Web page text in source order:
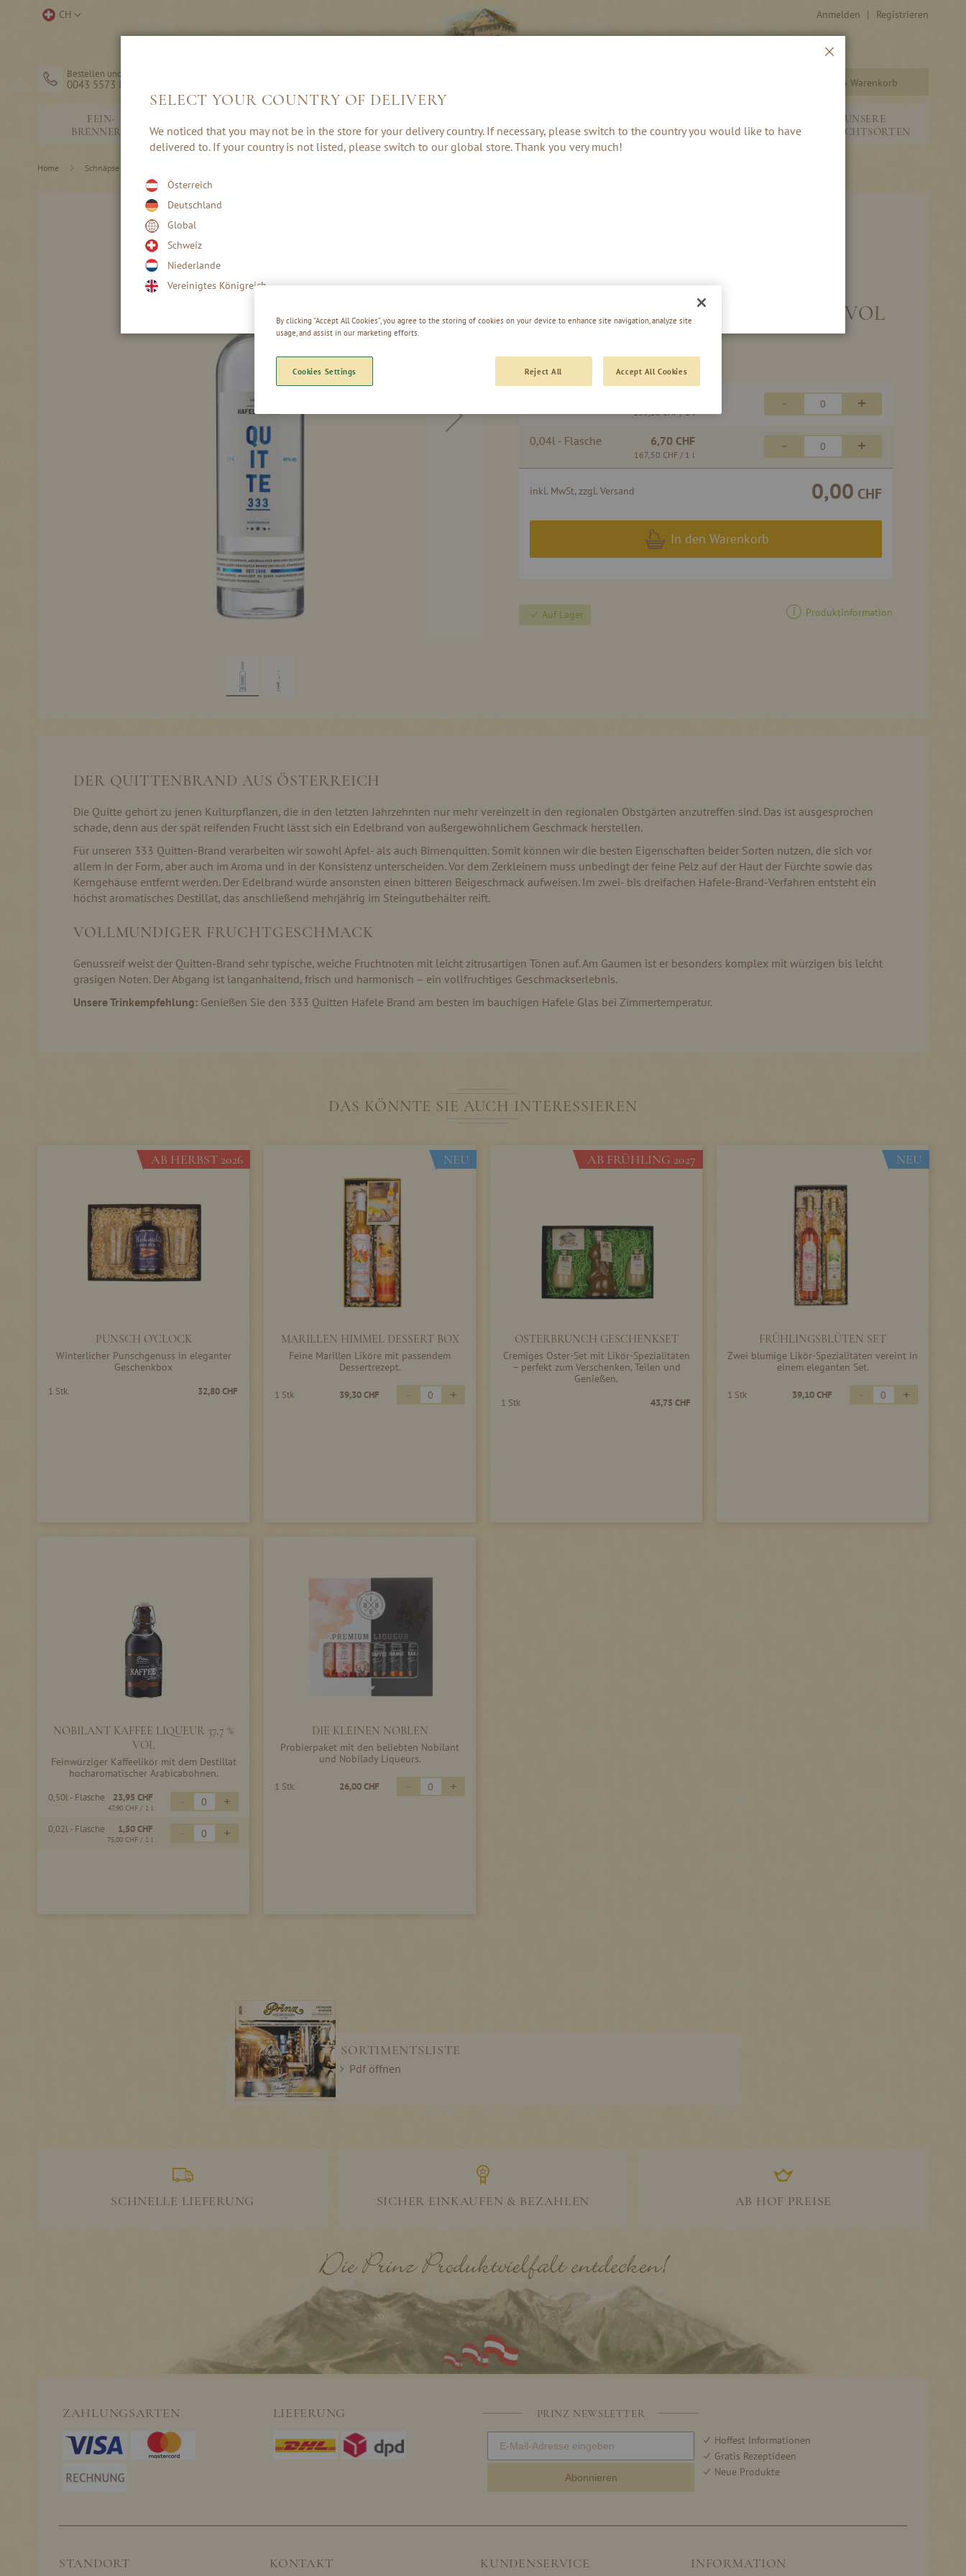
Direkt
Anmelden Registrieren
Store CH
Bestellen und Hilfe
0043 5573 82203 Warenkorb
FEIN-
BRENNEREI
EDELBRÄNDE
CREAMS
& PUNSCH
ZUBEHÖR
SAISONALES
UNSERE
FRUCHTSORTEN
Home Schnäpse & Edelbrände
333 QUITTE HAFELE BRAND 45 % VOL
Gruppiert
-
133,20 CHF/ 1 l - +
0,04l - Flasche 6,70 CHF
167,50 CHF / 1 l - +
inkl. MwSt, zzgl. Versand 0,00 CHF
In den Warenkorb
Auf Lager Produktinformation
DER QUITTENBRAND AUS ÖSTERREICH
Die Quitte gehört zu jenen Kulturpflanzen, die in den letzten Jahrzehnten nur mehr vereinzelt in den regionalen Obstgärten anzutreffen sind. Das ist ausgesprochen
schade, denn aus der spät reifenden Frucht lässt sich ein Edelbrand von außergewöhnlichem Geschmack herstellen.
Für unseren 333 Quitten-Brand verarbeiten wir sowohl Apfel- als auch Birnenquitten. Somit können wir die besten Eigenschaften beider Sorten nutzen, die sich vor
allem in der Form, aber auch im Aroma und in der Konsistenz unterscheiden. Vor dem Zerkleinern muss unbedingt der feine Pelz auf der Haut der Fürchte sowie das
Kerngehäuse entfernt werden. Der Edelbrand würde ansonsten einen bitteren Beigeschmack aufweisen. Im zwei- bis dreifachen Hafele-Brand-Verfahren entsteht ein
höchst aromatisches Destillat, das anschließend mehrjährig im Steingutbehälter reift.
VOLLMUNDIGER FRUCHTGESCHMACK
Genussreif weist der Quitten-Brand sehr typische, weiche Fruchtnoten mit leicht zitrusartigen Tönen auf. Am Gaumen ist er besonders komplex mit würzigen bis leicht
grasigen Noten. Der Abgang ist langanhaltend, frisch und harmonisch – ein vollfruchtiges Geschmackserlebnis.
Unsere Trinkempfehlung: Genießen Sie den 333 Quitten Hafele Brand am besten im bauchigen Hafele Glas bei Zimmertemperatur.
DAS KÖNNTE SIE AUCH INTERESSIEREN
AB HERBST 2026
PUNSCH O'CLOCK
Winterlicher Punschgenuss in eleganter
Geschenkbox
1 Stk. 32,80 CHF
NEU
MARILLEN HIMMEL DESSERT BOX
Feine Marillen Liköre mit passendem
Dessertrezept.
1 Stk 39,30 CHF - +
AB FRÜHLING 2027
OSTERBRUNCH GESCHENKSET
Cremiges Oster-Set mit Likör-Spezialitäten
– perfekt zum Verschenken, Teilen und
Genießen.
1 Stk 43,75 CHF
NEU
FRÜHLINGSBLÜTEN SET
Zwei blumige Likör-Spezialitäten vereint in
einem eleganten Set.
1 Stk 39,10 CHF - +
NOBILANT KAFFEE LIQUEUR 37,7 %
VOL
Feinwürziger Kaffeelikör mit dem Destillat
hocharomatischer Arabicabohnen.
0,50l - Flasche 23,95 CHF
47,90 CHF / 1 l - +
0,02l - Flasche 1,50 CHF
75,00 CHF / 1 l - +
DIE KLEINEN NOBLEN
Probierpaket mit den beliebten Nobilant
und Nobilady Liqueurs.
1 Stk. 26,00 CHF - +
SORTIMENTSLISTE
Pdf öffnen
SCHNELLE LIEFERUNG SICHER EINKAUFEN & BEZAHLEN AB HOF PREISE
ZAHLUNGSARTEN LIEFERUNG PRINZ NEWSLETTER
Abonnieren
Hoffest Informationen
Gratis Rezeptideen
Neue Produkte
STANDORT KONTAKT KUNDENSERVICE INFORMATION
By clicking “Accept All Cookies”, you agree to the storing of cookies on your device to enhance site navigation, analyze site
usage, and assist in our marketing efforts.
Cookies Settings Reject All Accept All Cookies
SELECT YOUR COUNTRY OF DELIVERY
We noticed that you may not be in the store for your delivery country. If necessary, please switch to the country you would like to have
delivered to. If your country is not listed, please switch to our global store. Thank you very much!
Österreich
Deutschland
Global
Schweiz
Niederlande
Vereinigtes Königreich